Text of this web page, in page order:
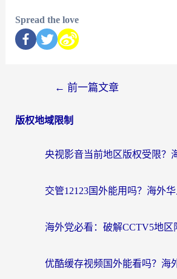
Spread the love
← 前一篇文章
版权地域限制